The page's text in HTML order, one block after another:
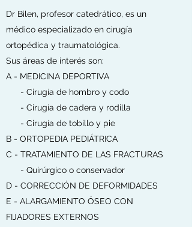
Dr Bilen, profesor catedrático, es un
médico especializado en cirugía
ortopédica y traumatológica.
Sus áreas de interés son:
A - MEDICINA DEPORTIVA
- Cirugía de hombro y codo
- Cirugía de cadera y rodilla
- Cirugía de tobillo y pie
B - ORTOPEDIA PEDIÁTRICA
C - TRATAMIENTO DE LAS FRACTURAS
- Quirúrgico o conservador
D - CORRECCIÓN DE DEFORMIDADES
E - ALARGAMIENTO ÓSEO CON
FIJADORES EXTERNOS